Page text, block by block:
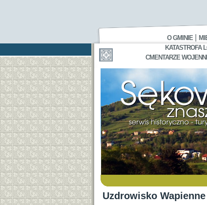
O GMINIE
KATASTROFA
CMENTARZE
Uzdrowisko Wapienne